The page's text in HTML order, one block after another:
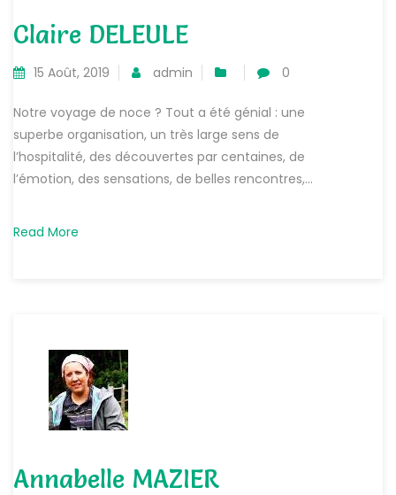
Claire DELEULE
15 Août, 2019 admin 0
Notre voyage de noce ? Tout a été génial : une
superbe organisation, un très large sens de
l’hospitalité, des découvertes par centaines, de
l’émotion, des sensations, de belles rencontres,...
Read More
Annabelle MAZIER